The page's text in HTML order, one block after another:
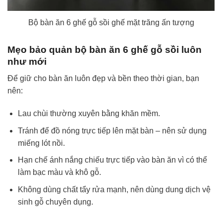
Bộ bàn ăn 6 ghế gỗ sồi ghế mặt trăng ấn tượng
Mẹo bảo quản bộ bàn ăn 6 ghế gỗ sồi luôn
như mới
Để giữ cho bàn ăn luôn đẹp và bền theo thời gian, bạn
nên:
Lau chùi thường xuyên bằng khăn mềm.
Tránh để đồ nóng trực tiếp lên mặt bàn – nên sử dụng
miếng lót nồi.
Hạn chế ánh nắng chiếu trực tiếp vào bàn ăn vì có thể
làm bạc màu và khô gỗ.
Không dùng chất tẩy rửa mạnh, nên dùng dung dịch vệ
sinh gỗ chuyên dụng.